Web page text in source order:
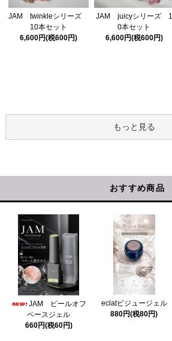
JAM twinkleシリーズ
10本セット
6,600円(税600円)
JAM juicyシリーズ 1
0本セット
6,600円(税600円)
もっと見る
おすすめ商品
JAM ピールオフ
ベースジェル
660円(税60円)
eclatビジュージェル
880円(税80円)